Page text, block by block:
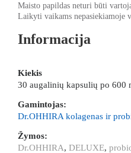
Maisto papildas neturi būti
Laikyti vaikams nepasiekiamoje
Informacija
Kiekis
30 augalinių kapsulių po 600
Gamintojas:
Dr.OHHIRA kolagenas ir
Žymos:
Dr.OHHIRA, DELUXE,